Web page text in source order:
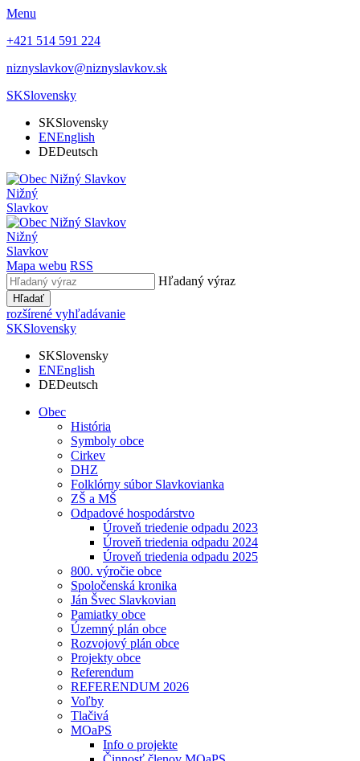
Menu
+421 514 591 224
niznyslavkov@niznyslavkov.sk
SKSlovensky
SKSlovensky
ENEnglish
DEDeutsch
Nižný
Slavkov
Nižný
Slavkov
Mapa webu RSS
Hľadaný výraz
Hľadať
rozšírené vyhľadávanie
SKSlovensky
SKSlovensky
ENEnglish
DEDeutsch
Obec
História
Symboly obce
Cirkev
DHZ
Folklórny súbor Slavkovianka
ZŠ a MŠ
Odpadové hospodárstvo
Úroveň triedenie odpadu 2023
Úroveň triedenia odpadu 2024
Úroveň triedenia odpadu 2025
800. výročie obce
Spoločenská kronika
Ján Švec Slavkovian
Pamiatky obce
Územný plán obce
Rozvojový plán obce
Projekty obce
Referendum
REFERENDUM 2026
Voľby
Tlačivá
MOaPS
Info o projekte